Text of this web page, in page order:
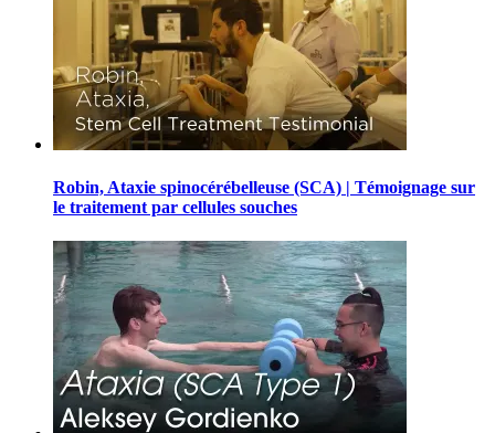
Robin, Ataxie spinocérébelleuse (SCA) | Témoignage sur
le traitement par cellules souches